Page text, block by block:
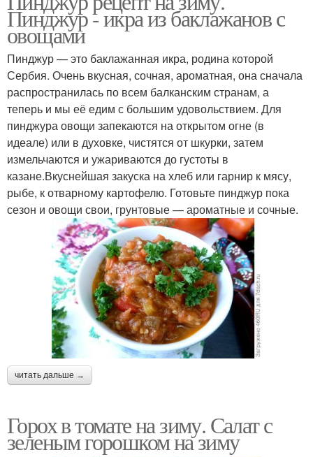
Пинджур - икра из баклажанов с
овощами
Пинджур — это баклажанная икра, родина которой
Сербия. Очень вкусная, сочная, ароматная, она сначала
распространилась по всем балканским странам, а
теперь и мы её едим с большим удовольствием. Для
пинджура овощи запекаются на открытом огне (в
идеале) или в духовке, чистятся от шкурки, затем
измельчаются и ужариваются до густоты в
казане.Вкуснейшая закуска на хлеб или гарнир к мясу,
рыбе, к отварному картофелю. Готовьте пинджур пока
сезон и овощи свои, грунтовые — ароматные и сочные.
читать дальше →
Горох в томате на зиму. Салат с
зеленым горошком на зиму